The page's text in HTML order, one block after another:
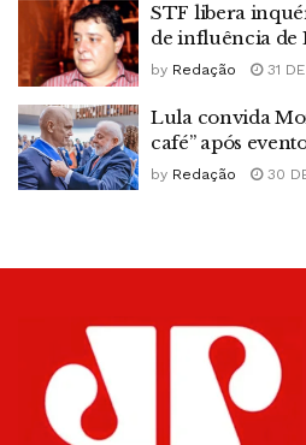
STF libera
de influência
by Redação 31
Lula convida
café” após
by Redação 30